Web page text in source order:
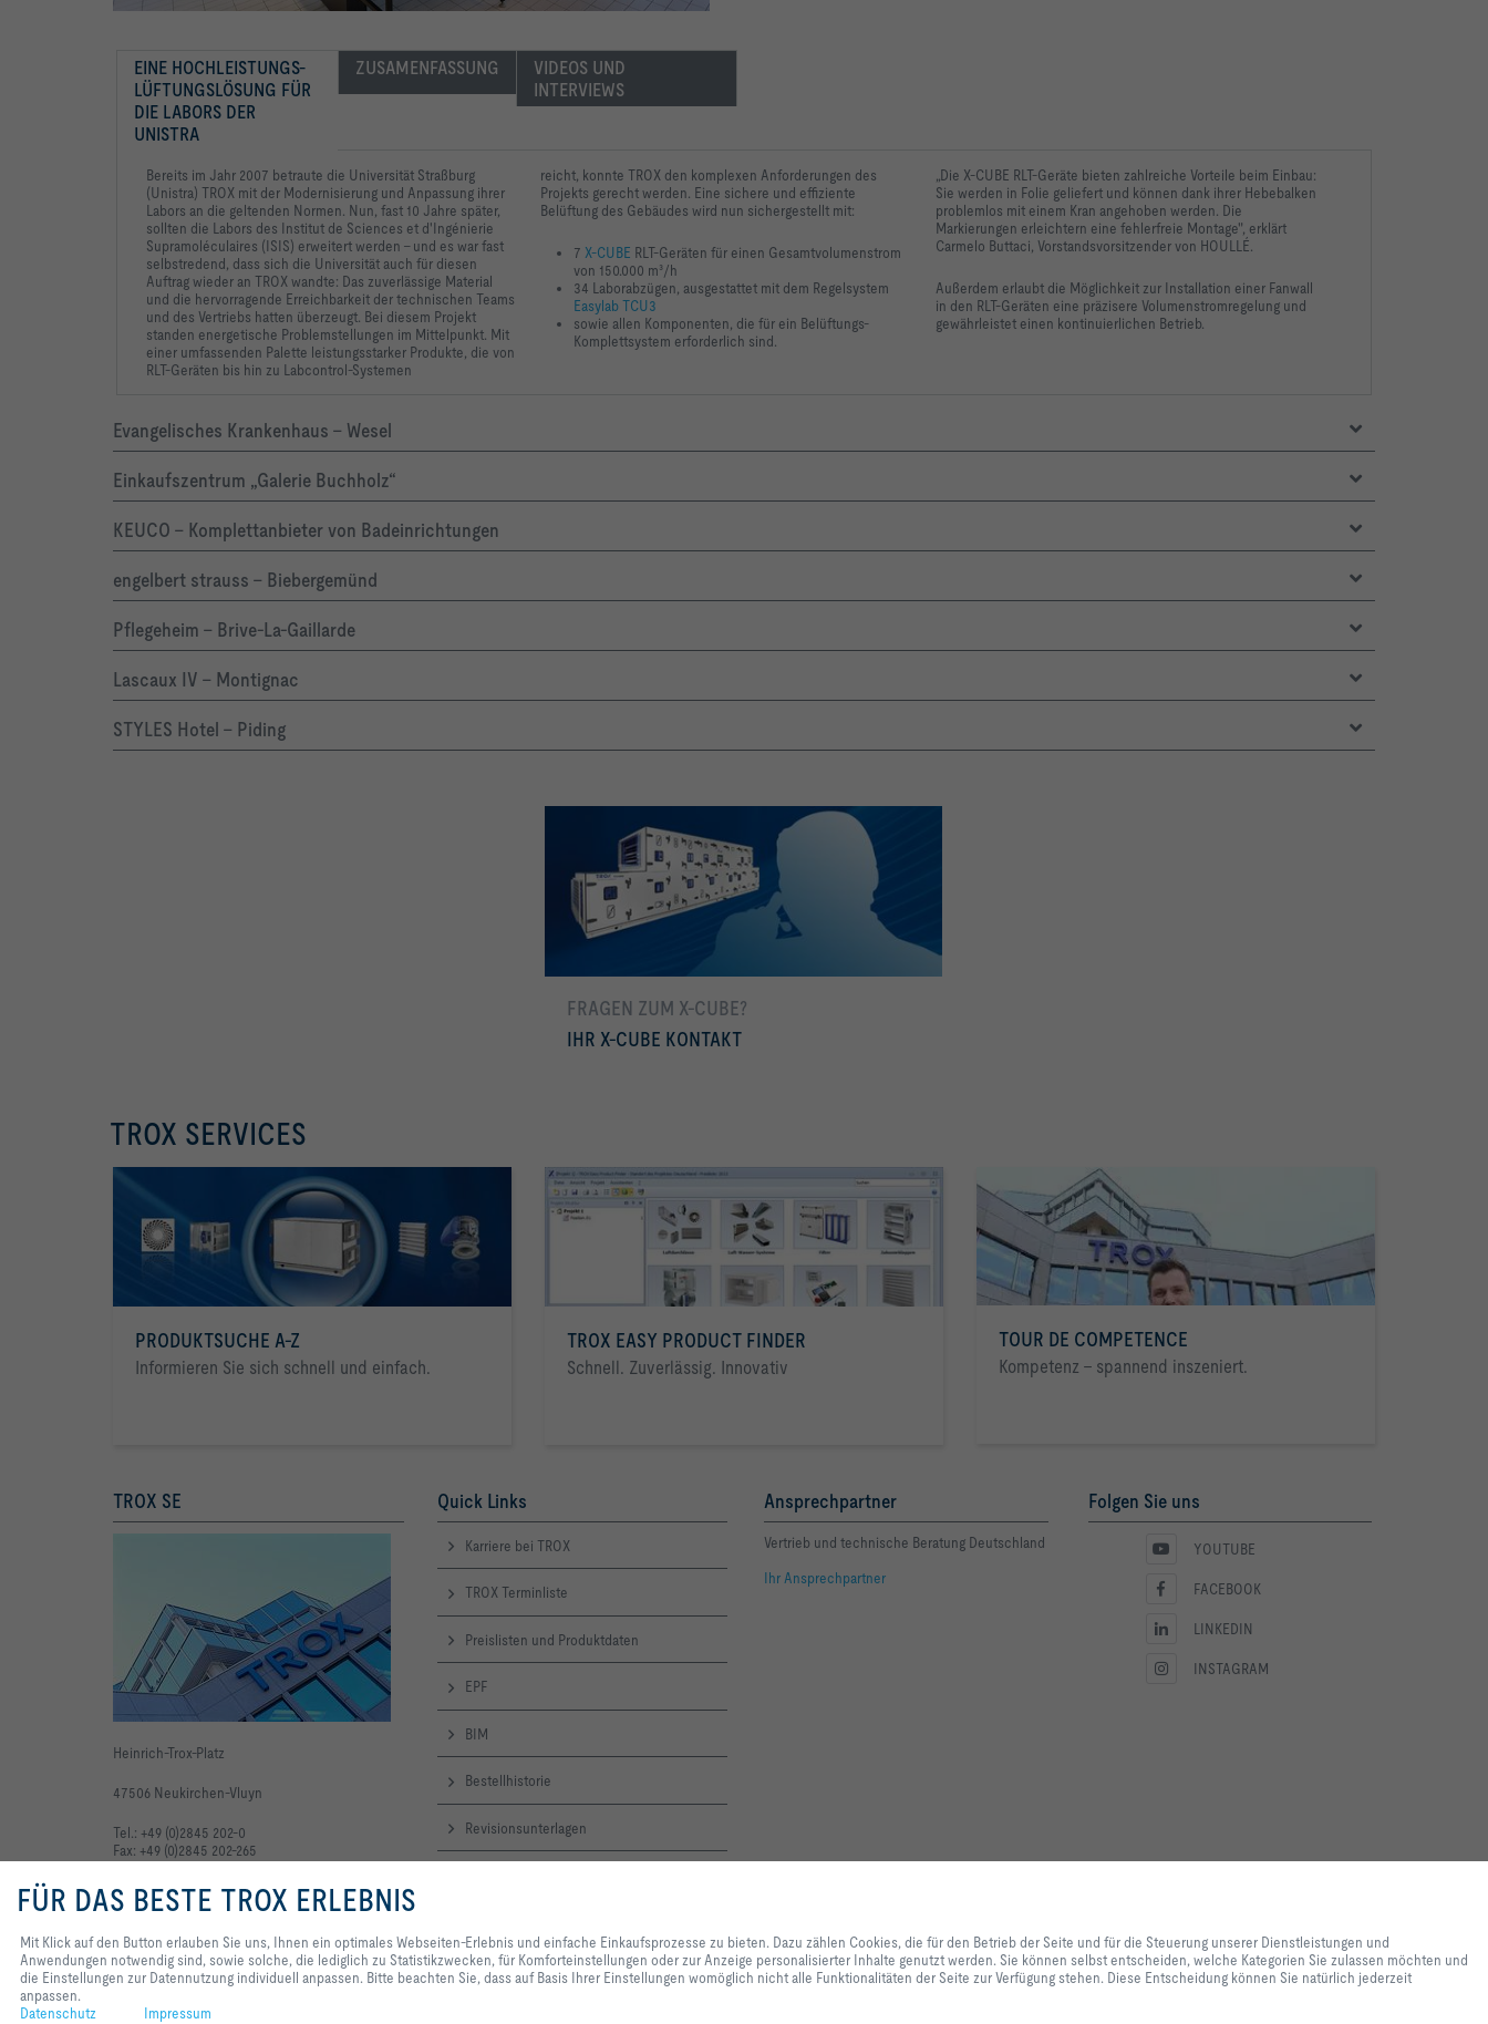
EINE HOCHLEISTUNGS-
LÜFTUNGSLÖSUNG FÜR
DIE LABORS DER
UNISTRA
ZUSAMENFASSUNG
VIDEOS UND
INTERVIEWS
Bereits im Jahr 2007 betraute die Universität Straßburg
(Unistra) TROX mit der Modernisierung und Anpassung ihrer
Labors an die geltenden Normen. Nun, fast 10 Jahre später,
sollten die Labors des Institut de Sciences et d'Ingénierie
Supramoléculaires (ISIS) erweitert werden – und es war fast
selbstredend, dass sich die Universität auch für diesen
Auftragwieder an TROX wandte: Das zuverlässige Material
und die hervorragende Erreichbarkeit der technischen Teams
und des Vertriebs hatten überzeugt. Bei diesem Projekt
standen energetische Problemstellungen im Mittelpunkt. Mit
einer umfassenden Palette leistungsstarker Produkte, die von
RLT-Geräten bis hin zu Labcontrol-Systemen
reicht, konnte TROX den komplexen Anforderungen des
Projekts gerecht werden. Eine sichere und effiziente
Belüftung des Gebäudes wird nun sichergestellt mit:
7X-CUBE RLT-Geräten für einen Gesamtvolumenstrom
von 150.000 m³/h
34 Laborabzügen, ausgestattet mit dem Regelsystem
Easylab TCU3
sowie allen Komponenten, die für ein Belüftungs-
Komplettsystem erforderlich sind.
„Die X-CUBE RLT-Geräte bieten zahlreiche Vorteile beim Einbau:
Sie werden in Folie geliefert und können dank ihrer Hebebalken
problemlos mit einem Kran angehoben werden. Die
Markierungen erleichtern eine fehlerfreie Montage", erklärt
Carmelo Buttaci, Vorstandsvorsitzender von HOULLÉ.
Außerdem erlaubt die Möglichkeit zur Installation einer Fanwall
in den RLT-Geräten eine präzisere Volumenstromregelung und
gewährleistet einen kontinuierlichen Betrieb.
Evangelisches Krankenhaus - Wesel
Einkaufszentrum „Galerie Buchholz“
KEUCO – Komplettanbieter von Badeinrichtungen
engelbert strauss - Biebergemünd
Pflegeheim - Brive-La-Gaillarde
Lascaux IV - Montignac
STYLES Hotel - Piding
FRAGEN ZUM X-CUBE?
IHR X-CUBE KONTAKT
mehr erfahren
TROX SERVICES
PRODUKTSUCHE A-Z
Informieren Sie sich schnell und einfach.
TROX EASY PRODUCT FINDER
Schnell. Zuverlässig. Innovativ
TOUR DE COMPETENCE
Kompetenz - spannend inszeniert.
TROX SE
Heinrich-Trox-Platz
47506 Neukirchen-Vluyn
Tel.: +49 (0)2845 202-0
Fax: +49 (0)2845 202-265
Quick Links
Karriere bei TROX
TROX Terminliste
Preislisten und Produktdaten
EPF
BIM
Bestellhistorie
Revisionsunterlagen
Newsletter
Ansprechpartner
Vertrieb und technische Beratung Deutschland
Ihr Ansprechpartner
Folgen Sie uns
YOUTUBE
FACEBOOK
LINKEDIN
INSTAGRAM
unserer Dienstleistungen und Anwendungen notwendig sind, sowie solche, die lediglich zu
Statistikzwecken, für Komforteinstellungen oder zur Anzeige personalisierter Inhalte genutzt werden. Sie
können selbst entscheiden, welche Kategorien Sie zulassen möchten und die Einstellungen zur
FÜR DAS BESTE TROX ERLEBNIS
Mit Klick auf den Button erlauben Sie uns, Ihnen ein optimales Webseiten-Erlebnis und einfache Einkaufsprozesse zu bieten. Dazu zählen Cookies, die für den Betrieb der Seite und für die Steuerung unserer Dienstleistungen und
Anwendungen notwendig sind, sowie solche, die lediglich zu Statistikzwecken, für Komforteinstellungen oder zur Anzeige personalisierter Inhalte genutzt werden. Sie können selbst entscheiden, welche Kategorien Sie zulassen möchten und
die Einstellungen zur Datennutzung individuell anpassen. Bitte beachten Sie, dass auf Basis Ihrer Einstellungen womöglich nicht alle Funktionalitäten der Seite zur Verfügung stehen. Diese Entscheidung können Sie natürlich jederzeit
anpassen.
Datenschutz
Impressum